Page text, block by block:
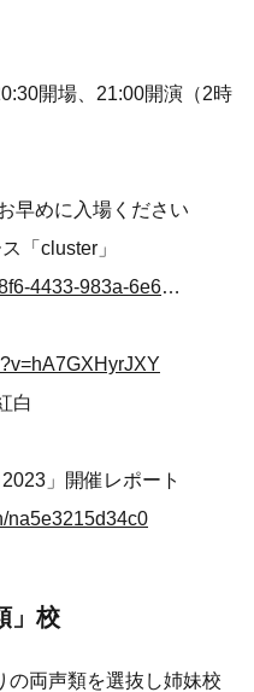
開場、21:00開演（2時
早めに入場ください
「cluster」
白
」開催レポート
na5e3215d34c0
」校
の両声類を選抜し姉妹校